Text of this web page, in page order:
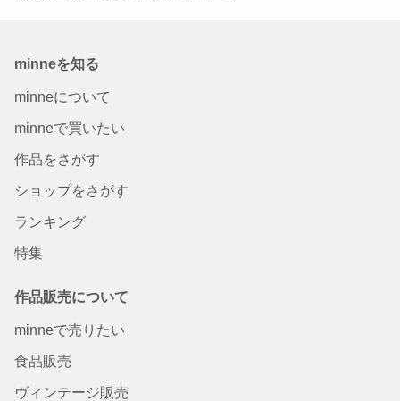
minneを知る
minneについて
minneで買いたい
作品をさがす
ショップをさがす
ランキング
特集
作品販売について
minneで売りたい
食品販売
ヴィンテージ販売